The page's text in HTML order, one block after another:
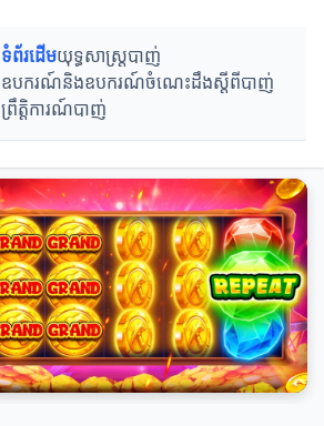
ទំព័រដើមយុទ្ធសាស្ត្របាញ់
ឧបករណ៍និងឧបករណ៍ចំណេះដឹងស្តីពីបាញ់
ព្រឹតិ្តការណ៍បាញ់